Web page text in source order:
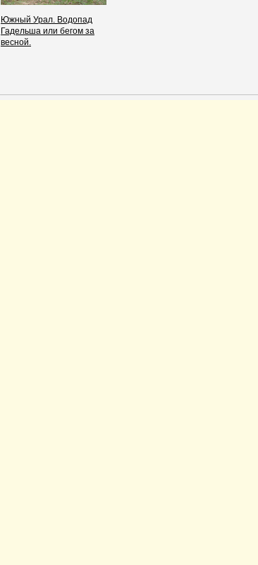
Южный Урал. Водопад
Гадельша или бегом за
весной.